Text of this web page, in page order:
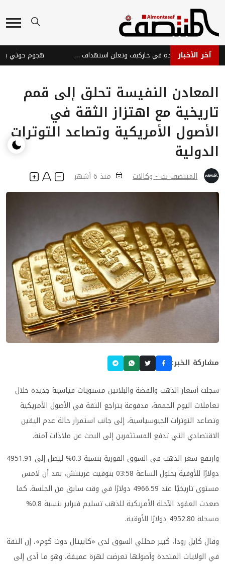
آخر الأخبار روسيا تسيطر على بلدة في خاركيف وتعلن استهداف سفن أوكرانية
المعادن النفيسة تحلق إلى قمم
تاريخية مع اهتزاز الثقة في
الأصول الأمريكية وتصاعد التوترات
الدولية
المنتصف نت - وكالات منذ 6 أشهر
مشاركة الخبر:
سجلت أسعار الذهب والفضة والبلاتين مستويات قياسية جديدة خلال
تعاملات اليوم الجمعة، مدفوعة بتراجع الثقة في الأصول الأمريكية
وتصاعد التوترات الجيوسياسية، إلى جانب استمرار حالة عدم اليقين
الاقتصادي التي تدفع المستثمرين إلى البحث عن ملاذات آمنة.
وارتفع سعر الذهب في السوق الفورية بنسبة 0.3% ليصل إلى 4951.91
دولارًا للأوقية بحلول الساعة 03:58 بتوقيت غرينتش، بعد أن لامس
مستوى تاريخيًا عند 4966.59 دولارًا في وقت سابق من الجلسة. كما
صعدت العقود الآجلة الأمريكية للذهب تسليم فبراير بنسبة 0.8%
مسجلة 4952.80 دولارًا للأوقية.
وقال كايل رودا، كبير محللي السوق لدى «كابيتال دوت كوم»، إن الثقة
في الولايات المتحدة وأصولها تعرضت لهزة عميقة، وهو ما أدى إلى